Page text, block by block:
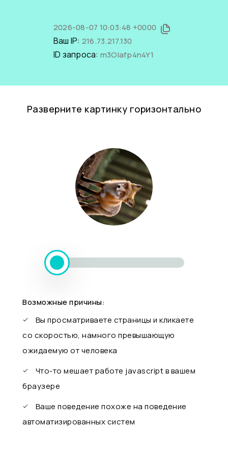
2026-08-07 10:03:48 +0000
Ваш IP: 216.73.217.130
ID запроса: m3OIafp4n4Y1
Разверните картинку горизонтально
Возможные причины:
Вы просматриваете страницы и кликаете
со скоростью, намного превышающую
ожидаемую от человека
Что-то мешает работе javascript в вашем
браузере
Ваше поведение похоже на поведение
автоматизированных систем